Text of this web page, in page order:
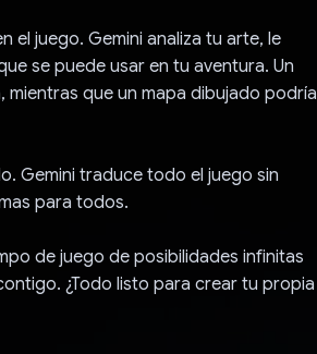
el juego. Gemini analiza tu arte, le
se puede usar en tu aventura. Un
que un mapa dibujado podría
Gemini traduce todo el juego sin
para todos.
de juego de posibilidades infinitas
¿Todo listo para crear tu propia